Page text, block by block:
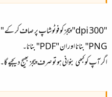
PNG" بنانا اور ان "PDF" بنانا۔​
اگر آپ کوکبھی بنوانی ہو تو صرف پیجز بھیج دیجیے گا۔ 10 منٹ میں تیار ہوجاتی ہے۔​